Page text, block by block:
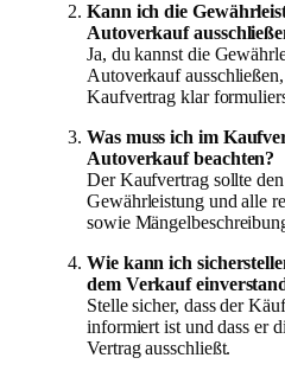
Kann ich die
Autoverkauf
Ja, du kannst die
Autoverkauf
Kaufvertrag klar
Was muss ich im
Autoverkauf beachten?
Der Kaufvertrag sollte
Gewährleistung und alle
sowie
Wie kann ich
dem Verkauf
Stelle sicher, dass der
informiert ist und dass er
Vertrag ausschließt.